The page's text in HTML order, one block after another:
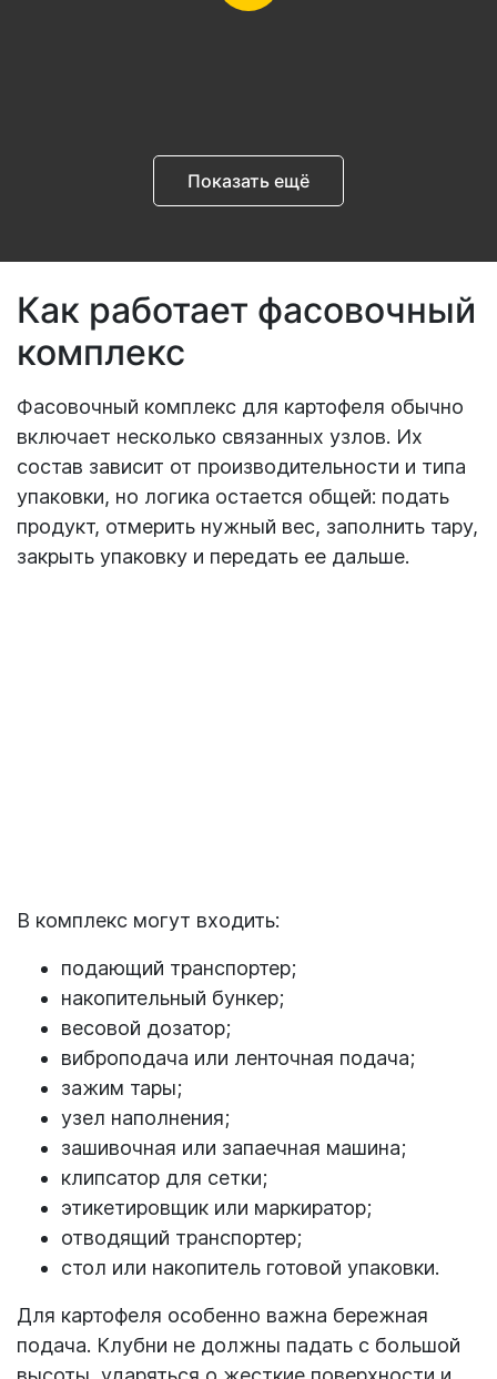
Показать ещё
Как работает фасовочный
комплекс
Фасовочный комплекс для картофеля обычно
включает несколько связанных узлов. Их
состав зависит от производительности и типа
упаковки, но логика остается общей: подать
продукт, отмерить нужный вес, заполнить тару,
закрыть упаковку и передать ее дальше.
В комплекс могут входить:
подающий транспортер;
накопительный бункер;
весовой дозатор;
виброподача или ленточная подача;
зажим тары;
узел наполнения;
зашивочная или запаечная машина;
клипсатор для сетки;
этикетировщик или маркиратор;
отводящий транспортер;
стол или накопитель готовой упаковки.
Для картофеля особенно важна бережная
подача. Клубни не должны падать с большой